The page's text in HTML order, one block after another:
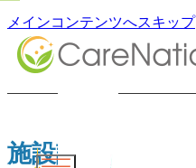
メインコンテンツへスキップ
施設詳細